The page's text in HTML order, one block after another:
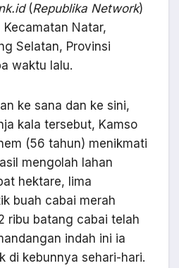
(Republika Network)
Natar,
Selatan, Provinsi
waktu lalu.
ke sana dan ke sini,
kala tersebut, Kamso
(56 tahun) menikmati
mengolah lahan
hektare, lima
buah cabai merah
ribu batang cabai telah
indah ini ia
di kebunnya sehari-hari.